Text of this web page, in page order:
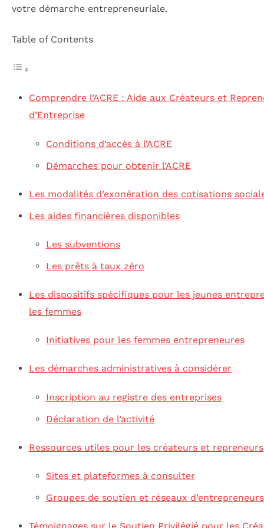
votre démarche entrepreneuriale.
Table of Contents
Comprendre l’ACRE : Aide aux Créateurs et
d’Entreprise
Conditions d’accès à l’ACRE
Démarches pour obtenir l’ACRE
Les modalités d’exonération des cotisations
Les aides financières disponibles
Les subventions
Les prêts à taux zéro
Les dispositifs spécifiques pour les jeunes
les femmes
Initiatives pour les femmes entrepreneures
Les démarches administratives à considérer
Inscription au registre des entreprises
Déclaration de l’activité
Ressources utiles pour les créateurs et repreneurs
Sites et plateformes à consulter
Groupes de soutien et réseaux d’entrepreneurs